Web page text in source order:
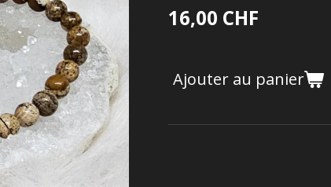
16,00 CHF
Ajouter au panier